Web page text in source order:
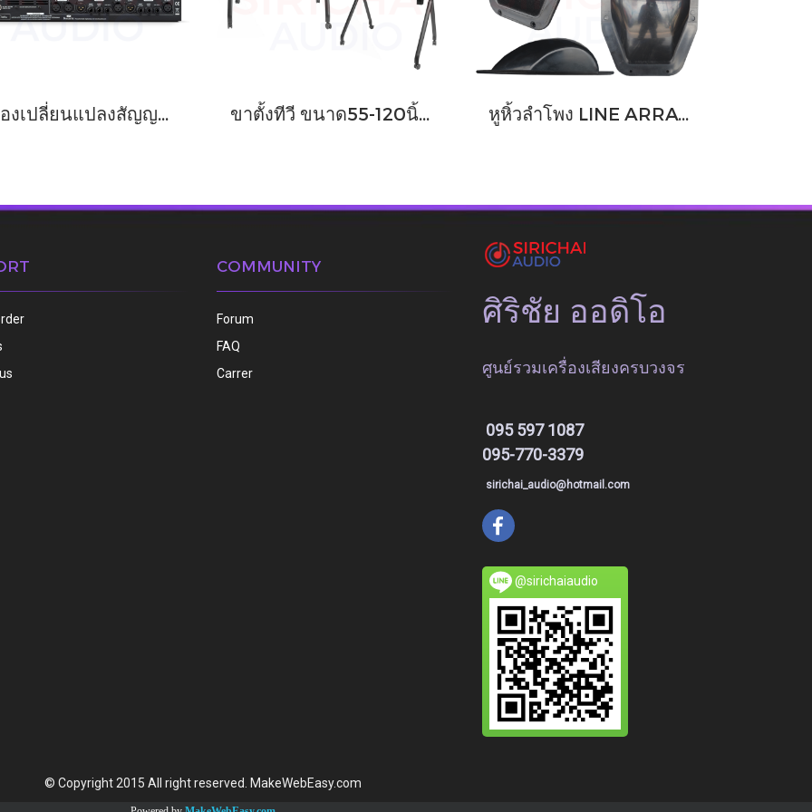
เครื่องเปลี่ยนแปลงสัญญาณไมค์ 4 ชาแนล FOCUSRITE ISA428 MKII ขาตั้งทีวี ขนาด55-120นิ้ว แบบล้อ GLINK GWM-ST03 ขาตั้งทีวี มีล้อเคลื่อนย้ายได้ หูหิ้วลำโพง LINE ARRAY รุ่น Q1 ทรงหยดน้ำ มือจับ อุปกรณ์ตู้ลำโพง หูหิ้วตู้ลำโพง
COMMUNITY
Forum
FAQ
Carrer
ศิริชัย ออดิโอ
ศูนย์รวมเครื่องเสียงครบวงจร
095 597 1087
095-770-3379
sirichai_audio@hotmail.com
@sirichaiaudio
© Copyright 2015 All right reserved. MakeWebEasy.com